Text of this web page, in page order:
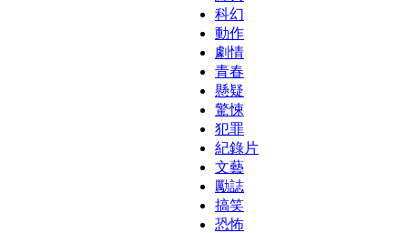
科幻
動作
劇情
青春
懸疑
驚悚
犯罪
紀錄片
文藝
勵誌
搞笑
恐怖